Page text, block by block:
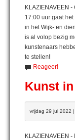
KLAZIENAVEEN
17:00 uur gaat
in het Wijk- en
is al volop bezig
kunstenaars
te stellen!
Reageer!
Kunst
vrijdag 29 jul 2022
KLAZIENAVEEN